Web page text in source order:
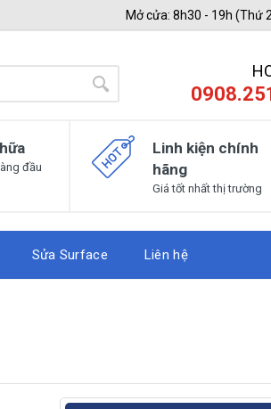
Mở cửa: 8h30 - 19h (Thứ
đầu
Linh kiện chính
hãng
Giá tốt nhất thị trường
Sửa Surface Liên hệ